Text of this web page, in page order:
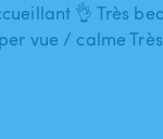
👌 Très
vue / calme